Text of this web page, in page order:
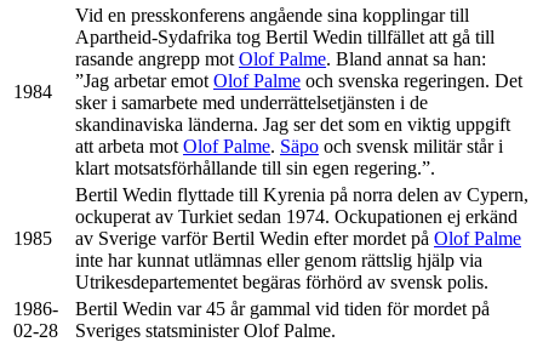
1984
Vid en presskonferens angående sina kopplingar till
Apartheid-Sydafrika tog Bertil Wedin tillfället att gå till
rasande angrepp mot Olof Palme. Bland annat sa han:
”Jag arbetar emot Olof Palme och svenska regeringen. Det
sker i samarbete med underrättelsetjänsten i de
skandinaviska länderna. Jag ser det som en viktig uppgift
att arbeta mot Olof Palme. Säpo och svensk militär står i
klart motsatsförhållande till sin egen regering.”.
1985
Bertil Wedin flyttade till Kyrenia på norra delen av Cypern,
ockuperat av Turkiet sedan 1974. Ockupationen ej erkänd
av Sverige varför Bertil Wedin efter mordet på Olof Palme
inte har kunnat utlämnas eller genom rättslig hjälp via
Utrikesdepartementet begäras förhörd av svensk polis.
1986-
02-28
Bertil Wedin var 45 år gammal vid tiden för mordet på
Sveriges statsminister Olof Palme.